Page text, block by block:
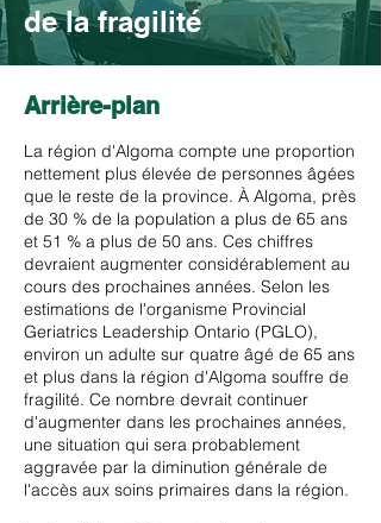
de la fragilité
Arrière-plan
La région d'Algoma compte une proportion
nettement plus élevée de personnes âgées
que le reste de la province. À Algoma, près
de 30 % de la population a plus de 65 ans
et 51 % a plus de 50 ans. Ces chiffres
devraient augmenter considérablement au
cours des prochaines années. Selon les
estimations de l'organisme Provincial
Geriatrics Leadership Ontario (PGLO),
environ un adulte sur quatre âgé de 65 ans
et plus dans la région d'Algoma souffre de
fragilité. Ce nombre devrait continuer
d'augmenter dans les prochaines années,
une situation qui sera probablement
aggravée par la diminution générale de
l'accès aux soins primaires dans la région.